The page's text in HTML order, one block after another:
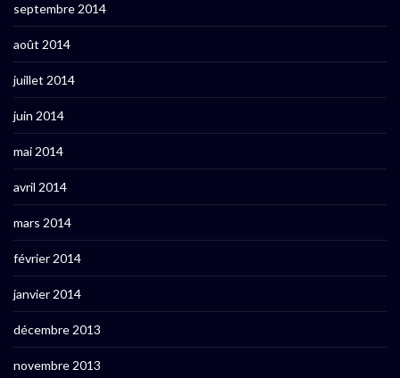
septembre 2014
août 2014
juillet 2014
juin 2014
mai 2014
avril 2014
mars 2014
février 2014
janvier 2014
décembre 2013
novembre 2013